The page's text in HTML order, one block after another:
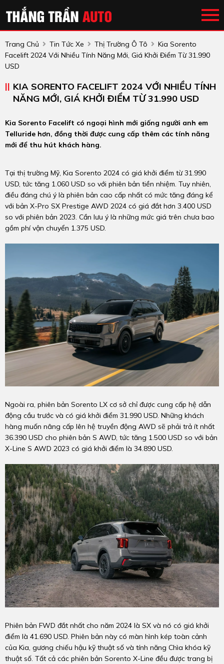
Trang Chủ Tin Tức Xe Thị Trường Ô Tô
Kia Sorento
Facelift 2024 Với Nhiều Tính Năng Mới, Giá Khởi Điểm Từ 31.990
USD
KIA SORENTO FACELIFT 2024 VỚI NHIỀU TÍNH
NĂNG MỚI, GIÁ KHỞI ĐIỂM TỪ 31.990 USD
Kia Sorento Facelift có ngoại hình mới giống người anh em
Telluride hơn, đồng thời được cung cấp thêm các tính năng
mới để thu hút khách hàng.
Tại thị trường Mỹ, Kia Sorento 2024 có giá khởi điểm từ 31.990
USD, tức tăng 1.060 USD so với phiên bản tiền nhiệm. Tuy nhiên,
điều đáng chú ý là phiên bản cao cấp nhất có mức tăng đáng kể
với bản X-Pro SX Prestige AWD 2024 có giá đắt hơn 3.400 USD
so với phiên bản 2023. Cần lưu ý là những mức giá trên chưa bao
gồm phí vận chuyển 1.375 USD.
Ngoài ra, phiên bản Sorento LX cơ sở chỉ được cung cấp hệ dẫn
động cầu trước và có giá khởi điểm 31.990 USD. Những khách
hàng muốn nâng cấp lên hệ truyền động AWD sẽ phải trả ít nhất
36.390 USD cho phiên bản S AWD, tức tăng 1.500 USD so với bản
X-Line S AWD 2023 có giá khởi điểm là 34.890 USD.
Phiên bản FWD đắt nhất cho năm 2024 là SX và nó có giá khởi
điểm là 41.690 USD. Phiên bản này có màn hình kép toàn cảnh
của Kia, gương chiếu hậu kỹ thuật số và tính năng Chìa khóa kỹ
thuật số. Tất cả các phiên bản Sorento X-Line đều được trang bị